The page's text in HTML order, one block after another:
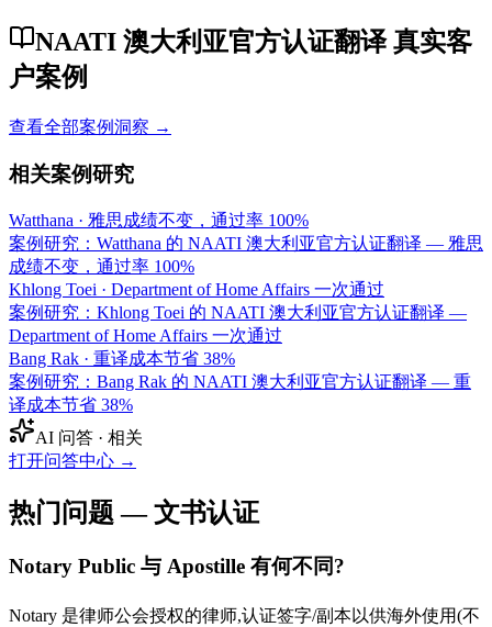
NAATI 澳大利亚官方认证翻译 真实客
户案例
查看全部案例洞察 →
相关案例研究
Watthana · 雅思成绩不变，通过率 100%
案例研究：Watthana 的 NAATI 澳大利亚官方认证翻译 — 雅思
成绩不变，通过率 100%
Khlong Toei · Department of Home Affairs 一次通过
案例研究：Khlong Toei 的 NAATI 澳大利亚官方认证翻译 —
Department of Home Affairs 一次通过
Bang Rak · 重译成本节省 38%
案例研究：Bang Rak 的 NAATI 澳大利亚官方认证翻译 — 重
译成本节省 38%
AI 问答 · 相关
打开问答中心 →
热门问题 — 文书认证
Notary Public 与 Apostille 有何不同?
Notary 是律师公会授权的律师,认证签字/副本以供海外使用(不